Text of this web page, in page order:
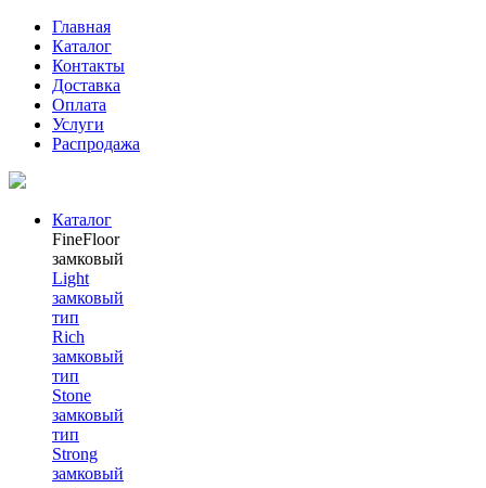
Главная
Каталог
Контакты
Доставка
Оплата
Услуги
Распродажа
Каталог
FineFloor
замковый
Light
замковый
тип
Rich
замковый
тип
Stone
замковый
тип
Strong
замковый